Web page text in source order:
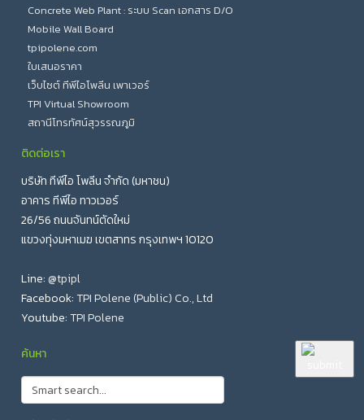
Concrete Web Plant : ระบบ Scan เอกสาร D/O
Mobile Wall Board
tpipolene.com
ใบเสนอราคา
เว็บไซต์ ทีพีไอโพลีน เพาเวอร์
TPI Virtual Showroom
สถานีโทรทัศน์สุวรรณภูมิ
ติดต่อเรา
บริษัท ทีพีไอ โพลีน จำกัด (มหาชน)
อาคาร ทีพีไอ ทาวเวอร์
26/56 ถนนจันทน์ตัดใหม่
แขวงทุ่งมหาเมฆ เขตสาทร กรุงเทพฯ 10120
Line:@tpipl
Facebook:TPI Polene (Public) Co., Ltd
Youtube:TPI Polene
ค้นหา